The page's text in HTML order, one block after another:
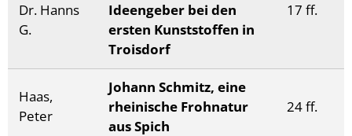
Dr. Hanns
G.
Ideengeber bei den
ersten Kunststoffen in
Troisdorf
17 ff.
Haas,
Peter
Johann Schmitz, eine
rheinische Frohnatur
aus Spich
24 ff.